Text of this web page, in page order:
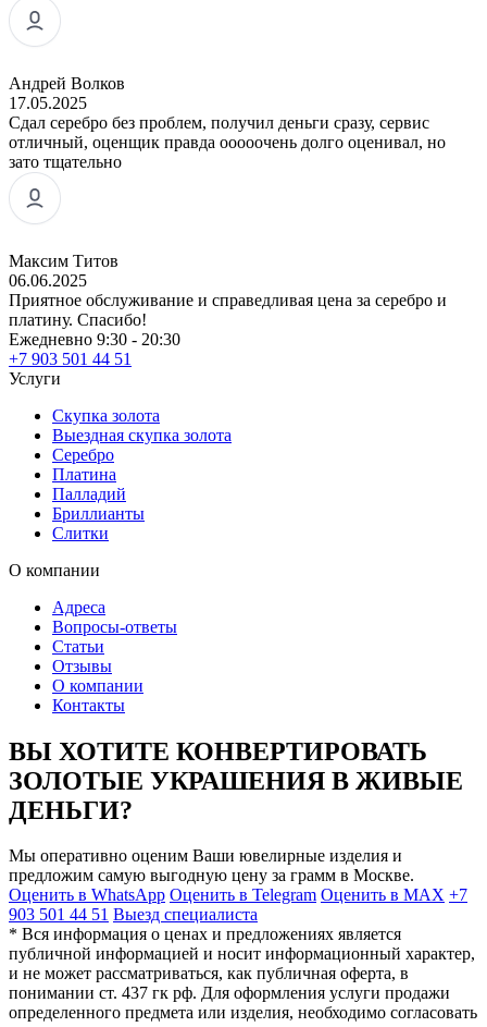
Андрей Волков
17.05.2025
Сдал серебро без проблем, получил деньги сразу, сервис
отличный, оценщик правда ооооочень долго оценивал, но
зато тщательно
Максим Титов
06.06.2025
Приятное обслуживание и справедливая цена за серебро и
платину. Спасибо!
Ежедневно 9:30 - 20:30
+7 903 501 44 51
Услуги
Скупка золота
Выездная скупка золота
Серебро
Платина
Палладий
Бриллианты
Слитки
О компании
Адреса
Вопросы-ответы
Статьи
Отзывы
О компании
Контакты
ВЫ ХОТИТЕ КОНВЕРТИРОВАТЬ
ЗОЛОТЫЕ УКРАШЕНИЯ В ЖИВЫЕ
ДЕНЬГИ?
Мы оперативно оценим Ваши ювелирные изделия и
предложим самую выгодную цену за грамм в Москве.
Оценить в WhatsApp Оценить в Telegram Оценить в MAX +7
903 501 44 51 Выезд специалиста
* Вся информация о ценах и предложениях является
публичной информацией и носит информационный характер,
и не может рассматриваться, как публичная оферта, в
понимании ст. 437 гк рф. Для оформления услуги продажи
определенного предмета или изделия, необходимо согласовать